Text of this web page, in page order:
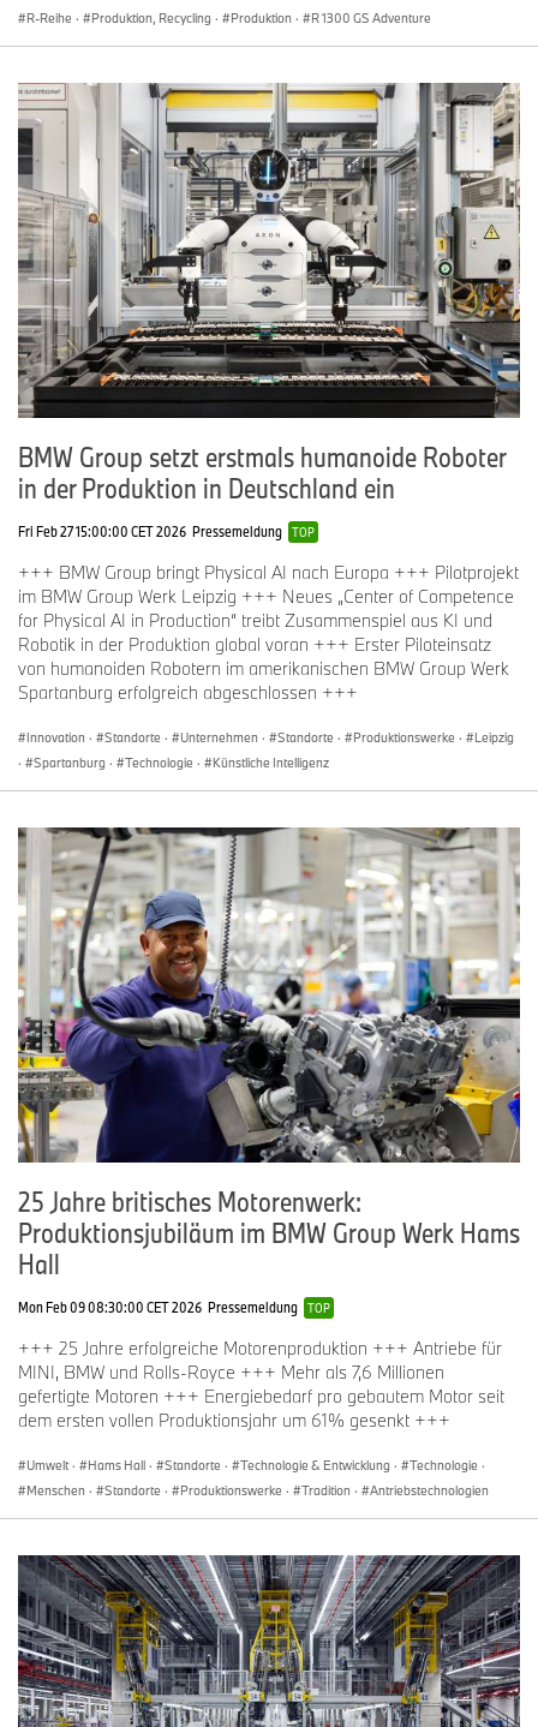
R-Reihe · Produktion, Recycling · Produktion · R 1300 GS Adventure
BMW Group setzt erstmals humanoide Roboter
in der Produktion in Deutschland ein
Fri Feb 27 15:00:00 CET 2026 Pressemeldung TOP
+++ BMW Group bringt Physical AI nach Europa +++ Pilotprojekt
im BMW Group Werk Leipzig +++ Neues „Center of Competence
for Physical AI in Production“ treibt Zusammenspiel aus KI und
Robotik in der Produktion global voran +++ Erster Piloteinsatz
von humanoiden Robotern im amerikanischen BMW Group Werk
Spartanburg erfolgreich abgeschlossen +++
Innovation · Standorte · Unternehmen · Standorte · Produktionswerke ·
Leipzig
·
Spartanburg · Technologie · Künstliche Intelligenz
25 Jahre britisches Motorenwerk:
Produktionsjubiläum im BMW Group Werk Hams
Hall
Mon Feb 09 08:30:00 CET 2026 Pressemeldung TOP
+++ 25 Jahre erfolgreiche Motorenproduktion +++ Antriebe für
MINI, BMW und Rolls-Royce +++ Mehr als 7,6 Millionen
gefertigte Motoren +++ Energiebedarf pro gebautem Motor seit
dem ersten vollen Produktionsjahr um 61% gesenkt +++
Umwelt · Hams Hall · Standorte · Technologie & Entwicklung · Technologie ·
Menschen · Standorte · Produktionswerke · Tradition · Antriebstechnologien